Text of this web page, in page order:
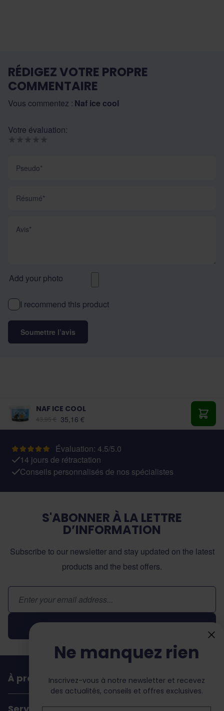
RÉDIGEZ VOTRE PROPRE
COMMENTAIRE
Vous commentez : Naf ice cool
Votre évaluation:
Add your photo
I recommend this product
Soumettre l’avis
NAF ICE COOL
À partir de:
35,16 €
Évaluation: 4.5/5.0
14 jours de rétractation
Conseils personnalisés de nos spécialistes
S'ABONNER À LA LETTRE
D’INFORMATION
Subscribe to our newsletter and stay updated on the latest
products and the best offers.
Adresse email
Inscription
À propos de dochorse
Ne manquez rien
Inscrivez-vous à notre newsletter et recevez
des actualités, conseils et offres exclusives.